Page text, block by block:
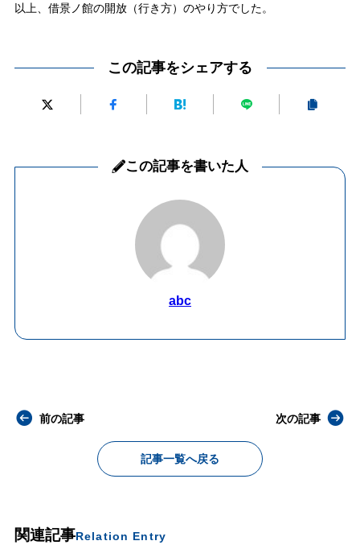
以上、 借景ノ館の開放（行き方）のやり方でした。
この記事をシェアする
この記事を書いた人
abc
前の記事
記事一覧へ戻る
次の記事
関連記事Relation Entry